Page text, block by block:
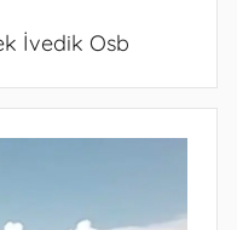
İvedik Osb